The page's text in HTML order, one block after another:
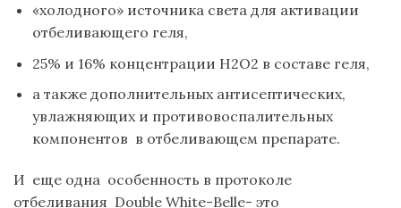
«холодного» источника света для активации
отбеливающего геля,
25% и 16% концентрации Н2О2 в составе геля,
а также дополнительных антисептических,
увлажняющих и противовоспалительных
компонентов в отбеливающем препарате.
И еще одна особенность в протоколе
отбеливания Double White-Belle- это